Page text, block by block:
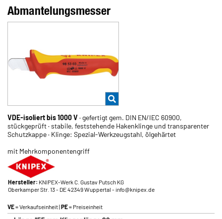
Abmantelungsmesser
VDE-isoliert bis 1000 V· gefertigt gem. DIN EN/IEC 60900,
stückgeprüft · stabile, feststehende Hakenklinge und transparenter
Schutzkappe · Klinge: Spezial-Werkzeugstahl, ölgehärtet
mit Mehrkomponentengriff
Hersteller: KNIPEX-Werk C. Gustav Putsch KG
Oberkamper Str. 13- DE 42349 Wuppertal - info@knipex.de
VE= Verkaufseinheit |PE= Preiseinheit